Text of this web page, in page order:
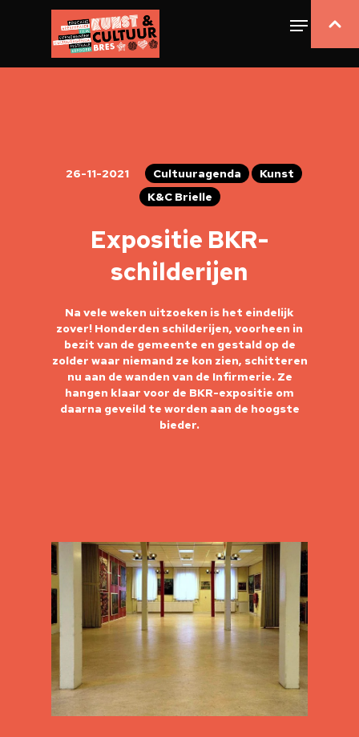
26-11-2021 Cultuuragenda
Kunst
K&C Brielle
Expositie BKR-
schilderijen
Na vele weken uitzoeken is het eindelijk
zover! Honderden schilderijen, voorheen in
bezit van de gemeente en gestald op de
zolder waar niemand ze kon zien, schitteren
nu aan de wanden van de Infirmerie. Ze
hangen klaar voor de BKR-expositie om
daarna geveild te worden aan de hoogste
bieder.